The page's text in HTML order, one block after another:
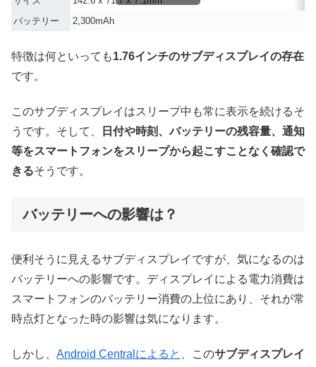
バッテリー
2,300mAh
特徴は何といっても1.76インチのサブディスプレイの存在
です。
このサブディスプレイはスリープ中も常に表示を続けるそ
うです。そして、
日付や時刻、バッテリーの残容量、通知
等をスマートフォンをスリープから起こすことなく確認で
きるそうです。
バッテリーへの影響は？
便利そうに見えるサブディスプレイですが、気になるのは
バッテリーへの影響です。ディスプレイによる電力消費は
スマートフォンのバッテリー消費の上位にあり、それが常
時点灯となった時の影響は気になります。
しかし、 Android Centralによると 、このサブディスプレイ